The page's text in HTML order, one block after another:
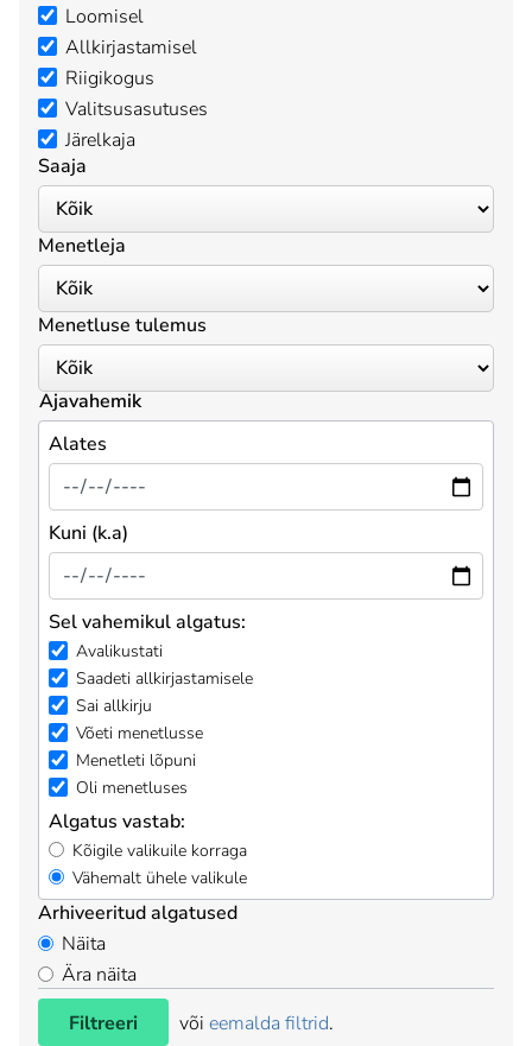
Loomisel
Allkirjastamisel
Riigikogus
Valitsusasutuses
Järelkaja
Saaja
Menetleja
Menetluse tulemus
Ajavahemik
Alates
Kuni (k.a)
Sel vahemikul algatus:
Avalikustati
Saadeti allkirjastamisele
Sai allkirju
Võeti menetlusse
Menetleti lõpuni
Oli menetluses
Algatus vastab:
Kõigile valikuile korraga
Vähemalt ühele valikule
Arhiveeritud algatused
Näita
Ära näita
Filtreeri
või eemalda filtrid.